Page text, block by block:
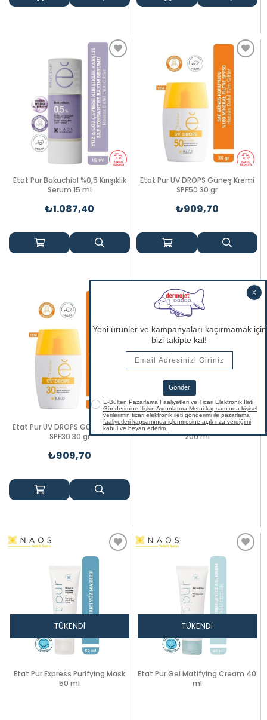
Etat Pur Bakuchiol %0,5 Kırışıklık
Serum 15 ml
₺1.087,40
Etat Pur UV DROPS Güneş Kremi
SPF50 30 gr
₺909,70
Etat Pur UV DROPS Güneş Kremi
SPF30 30 gr
₺909,70
TÜKENDI
Etat Pur Cleansing Milk Gentle Ph
200 ml
TÜKENDI
Etat Pur Express Purifying Mask
50 ml
TÜKENDI
Etat Pur Gel Matifying Cream 40
ml